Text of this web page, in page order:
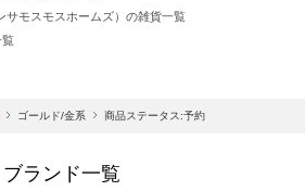
サモスモスホームズ）の雑貨一覧
覧
ハルバイサマンサモスモス）の雑貨一覧
スモス ブルー）の雑貨一覧
覧
ゴールド/金系 商品ステータス:予約
ブランド一覧